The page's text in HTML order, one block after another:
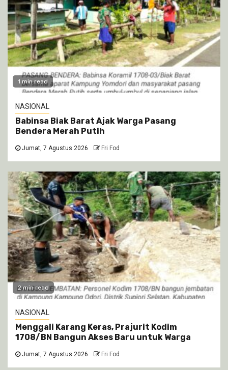
1 min read
NASIONAL
Babinsa Biak Barat Ajak Warga Pasang
Bendera Merah Putih
Jumat, 7 Agustus 2026 Fri Fod
2 min read
NASIONAL
Menggali Karang Keras, Prajurit Kodim
1708/BN Bangun Akses Baru untuk Warga
Jumat, 7 Agustus 2026 Fri Fod